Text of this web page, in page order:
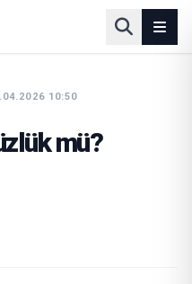
10:50
mü?